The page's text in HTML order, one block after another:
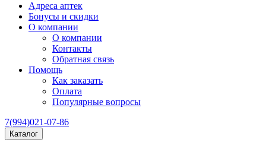
Адреса аптек
Бонусы и скидки
О компании
О компании
Контакты
Обратная связь
Помощь
Как заказать
Оплата
Популярные вопросы
7(994)021-07-86
Каталог